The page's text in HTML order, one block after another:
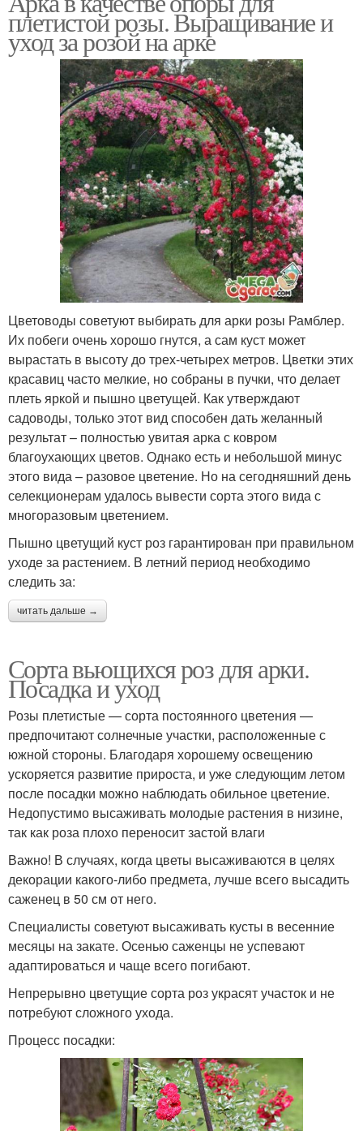
плетистой розы. Выращивание и
уход за розой на арке
Цветоводы советуют выбирать для арки розы Рамблер.
Их побеги очень хорошо гнутся, а сам куст может
вырастать в высоту до трех-четырех метров. Цветки этих
красавиц часто мелкие, но собраны в пучки, что делает
плеть яркой и пышно цветущей. Как утверждают
садоводы, только этот вид способен дать желанный
результат – полностью увитая арка с ковром
благоухающих цветов. Однако есть и небольшой минус
этого вида – разовое цветение. Но на сегодняшний день
селекционерам удалось вывести сорта этого вида с
многоразовым цветением.
Пышно цветущий куст роз гарантирован при правильном
уходе за растением. В летний период необходимо
следить за:
читать дальше →
Сорта вьющихся роз для арки.
Посадка и уход
Розы плетистые — сорта постоянного цветения —
предпочитают солнечные участки, расположенные с
южной стороны. Благодаря хорошему освещению
ускоряется развитие прироста, и уже следующим летом
после посадки можно наблюдать обильное цветение.
Недопустимо высаживать молодые растения в низине,
так как роза плохо переносит застой влаги
Важно! В случаях, когда цветы высаживаются в целях
декорации какого-либо предмета, лучше всего высадить
саженец в 50 см от него.
Специалисты советуют высаживать кусты в весенние
месяцы на закате. Осенью саженцы не успевают
адаптироваться и чаще всего погибают.
Непрерывно цветущие сорта роз украсят участок и не
потребуют сложного ухода.
Процесс посадки: